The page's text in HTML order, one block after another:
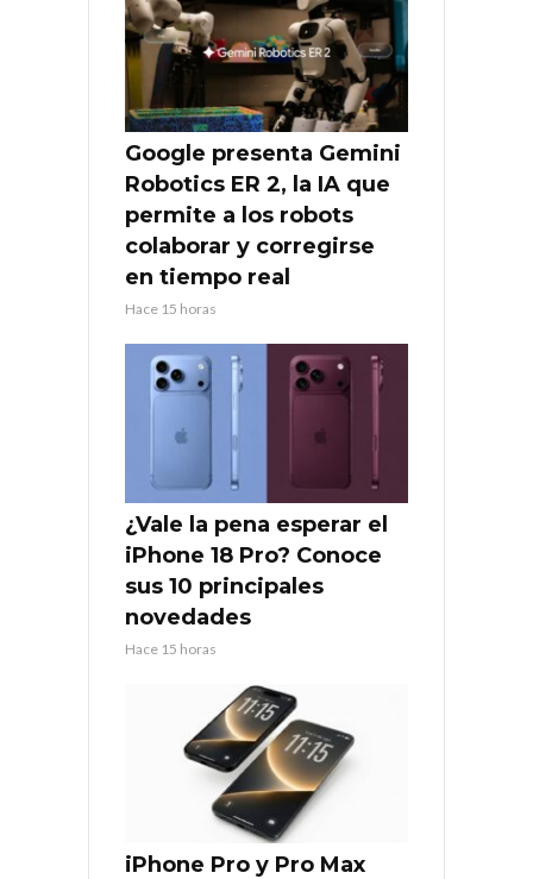
Google presenta Gemini
Robotics ER 2, la IA que
permite a los robots
colaborar y corregirse
en tiempo real
Hace 15 horas
¿Vale la pena esperar el
iPhone 18 Pro? Conoce
sus 10 principales
novedades
Hace 15 horas
iPhone Pro y Pro Max